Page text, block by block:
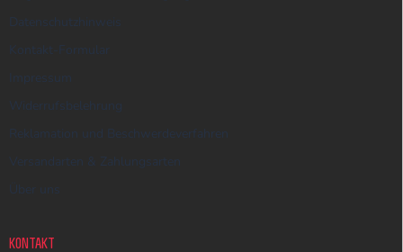
Datenschutzhinweis
Kontakt-Formular
Impressum
Widerrufsbelehrung
Reklamation und Beschwerdeverfahren
Versandarten & Zahlungsarten
Über uns
KONTAKT